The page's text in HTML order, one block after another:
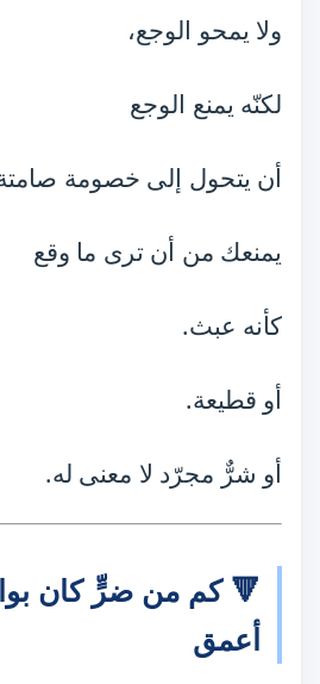
ولا يمحو الوجع،
لكنّه يمنع الوجع
أن يتحول إلى خصومة
يمنعك من أن ترى ما وقع
كأنه عبث.
أو قطيعة.
أو شرٌّ مجرّد لا معنى له.
🔻 كم من ضرٍّ كان
أعمق